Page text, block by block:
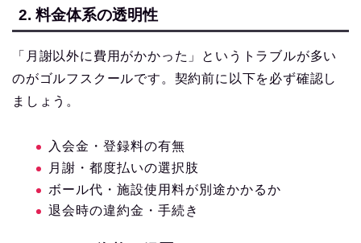
2. 料金体系の透明性
「月謝以外に費用がかかった」というトラブルが多い
のがゴルフスクールです。契約前に以下を必ず確認し
ましょう。
入会金・登録料の有無
月謝・都度払いの選択肢
ボール代・施設使用料が別途かかるか
退会時の違約金・手続き